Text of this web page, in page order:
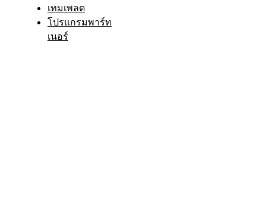
เทมเพลต
โปรแกรมพาร์ท
เนอร์